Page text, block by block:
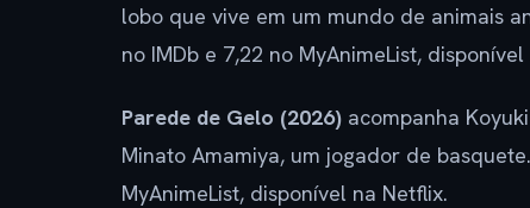
lobo que vive em um mundo de animais
no IMDb e 7,22 no MyAnimeList,
Parede de Gelo (2026) acompanha
Minato Amamiya, um jogador de
MyAnimeList, disponível na Netflix.